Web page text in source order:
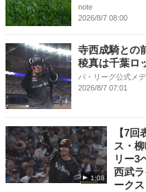
note
2026/8/7 08:00
寺西成騎との
稜真は千葉ロ
パ・リーグ公式メ
2026/8/7 07:01
1:08
【7
ス・
リー3
西武
ークス